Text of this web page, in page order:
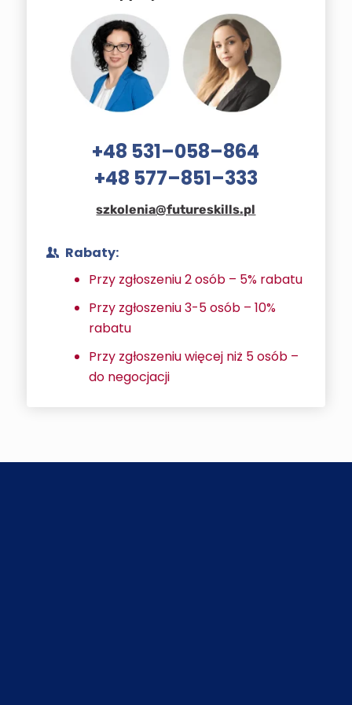
+48 531–058–864
+48 577–851–333
szkolenia@futureskills.pl
Rabaty:
Przy zgłoszeniu 2 osób – 5% rabatu
Przy zgłoszeniu 3-5 osób – 10%
rabatu
Przy zgłoszeniu więcej niż 5 osób –
do negocjacji